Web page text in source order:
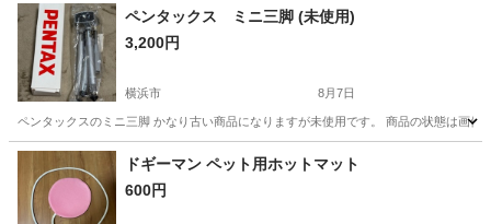
神奈川 藤沢市 その他
ペンタックス ミニ三脚 (未使用)
3,200円
横浜市 8月7日
ペンタックスのミニ三脚 かなり古い商品になりますが未使用です。 商品の状態は画
神奈川 横浜市 カメラ ペンタックス
ドギーマン ペット用ホットマット
600円